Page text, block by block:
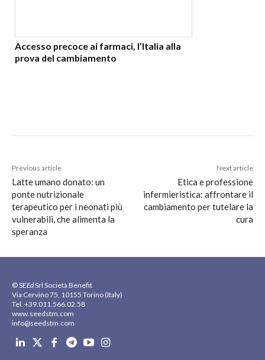
Accesso precoce ai farmaci, l’Italia alla
prova del cambiamento
Previous article
Latte umano donato: un
ponte nutrizionale
terapeutico per i neonati più
vulnerabili, che alimenta la
speranza
Next article
Etica e professione
infermieristica: affrontare il
cambiamento per tutelare la
cura
© SEEdSrl Società Benefit
Via Cervino 75, 10155 Torino (Italy)
Tel. +39.011.566.02.58
www.seedstm.com
info@seedstm.com